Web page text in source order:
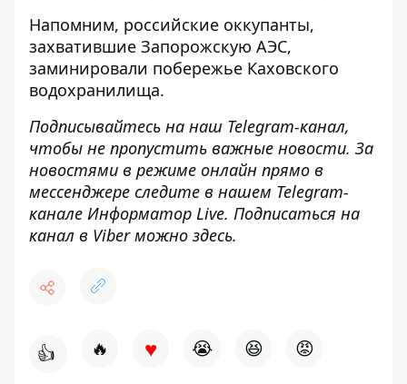
Напомним, российские оккупанты,
захватившие Запорожскую АЭС,
заминировали побережье Каховского
водохранилища.
Подписывайтесь на наш Telegram-канал,
чтобы не пропустить важные новости. За
новостями в режиме онлайн прямо в
мессенджере следите в нашем Telegram-
канале Информатор Live. Подписаться на
канал в Viber можно здесь.
👍 🔥 ♥ 😭 😆 😡